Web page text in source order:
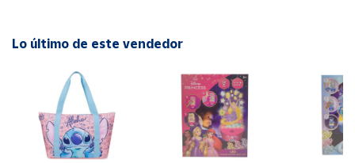
Lo último de este vendedor